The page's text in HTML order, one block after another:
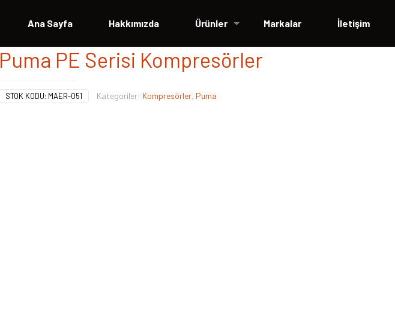
Ana Sayfa Hakkımızda Ürünler Markalar İletişim
Puma PE Serisi Kompresörler
STOK KODU: MAER-051 Kategoriler: Kompresörler, Puma